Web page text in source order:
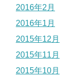
2016年2月
2016年1月
2015年12月
2015年11月
2015年10月